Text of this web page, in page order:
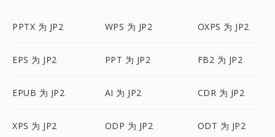
PPTX 为 JP2 WPS 为 JP2 OXPS 为 JP2
EPS 为 JP2 PPT 为 JP2 FB2 为 JP2
EPUB 为 JP2 AI 为 JP2 CDR 为 JP2
XPS 为 JP2 ODP 为 JP2 ODT 为 JP2